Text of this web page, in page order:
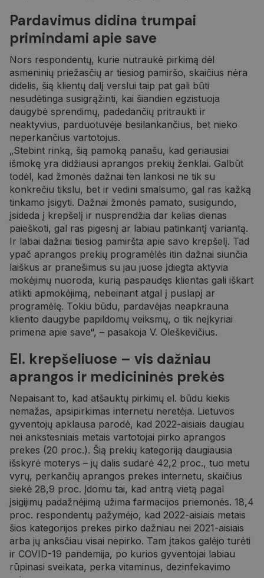
Pardavimus didina trumpai
primindami apie save
Nors respondentų, kurie nutraukė pirkimą dėl
asmeninių priežasčių ar tiesiog pamiršo, skaičius nėra
didelis, šią klientų dalį verslui taip pat gali būti
nesudėtinga susigrąžinti, kai šiandien egzistuoja
daugybė sprendimų, padedančių pritraukti ir
neaktyvius, parduotuvėje besilankančius, bet nieko
neperkančius vartotojus.
„Stebint rinką, šią pamoką panašu, kad geriausiai
išmokę yra didžiausi aprangos prekių ženklai. Galbūt
todėl, kad žmonės dažnai ten lankosi ne tik su
konkrečiu tikslu, bet ir vedini smalsumo, gal ras kažką
tinkamo įsigyti. Dažnai žmonės pamato, susigundo,
įsideda į krepšelį ir nusprendžia dar kelias dienas
paieškoti, gal ras pigesnį ar labiau patinkantį variantą.
Ir labai dažnai tiesiog pamiršta apie savo krepšelį. Tad
ypač aprangos prekių programėlės itin dažnai siunčia
laiškus ar pranešimus su jau juose įdiegta aktyvia
mokėjimų nuoroda, kurią paspaudęs klientas gali iškart
atlikti apmokėjimą, nebeinant atgal į puslapį ar
programėlę. Tokiu būdu, pardavėjas neapkrauna
kliento daugybe papildomų veiksmų, o tik neįkyriai
primena apie save“, – pasakoja V. Oleškevičius.
El. krepšeliuose – vis dažniau
aprangos ir medicininės prekės
Nepaisant to, kad atšauktų pirkimų el. būdu kiekis
nemažas, apsipirkimas internetu neretėja. Lietuvos
gyventojų apklausa parodė, kad 2022-aisiais daugiau
nei ankstesniais metais vartotojai pirko aprangos
prekes (20 proc.). Šią prekių kategoriją daugiausia
išskyrė moterys – jų dalis sudarė 42,2 proc., tuo metu
vyrų, perkančių aprangos prekes internetu, skaičius
siekė 28,9 proc. Įdomu tai, kad antrą vietą pagal
įsigijimų padažnėjimą užima farmacijos priemonės. 18,4
proc. respondentų pažymėjo, kad 2022-aisiais metais
šios kategorijos prekes pirko dažniau nei 2021-aisiais
arba jų anksčiau visai nepirko. Tam įtakos galėjo turėti
ir COVID-19 pandemija, po kurios gyventojai labiau
rūpinasi sveikata, perka vitaminus, dezinfekavimo